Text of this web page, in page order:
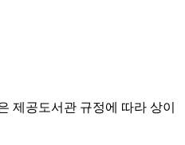
제공도서관 규정에 따라 상이